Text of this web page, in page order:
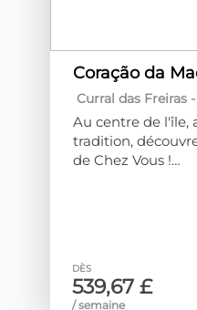
Curral das Freiras -
Au centre de l'île,
tradition,
de Chez Vous !
l'emblématique
Freiras que se
unique : le Cœur
DÈS
539,67 £
/ semaine